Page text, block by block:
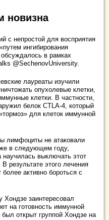
новизна
с непростой для восприятия
ингибирования
в рамках
@SechenovUniversity.
лауреаты изучили
опухолевые клетки,
клетки. В частности,
белок CTLA-4, который
для клеток иммунной
лимфоциты не атаковали
в следующем году,
выключать этот
результате этого лечения
активно бороться с
Хондзе заинтересовал
на готовность иммунной
открыт группой Хондзе на